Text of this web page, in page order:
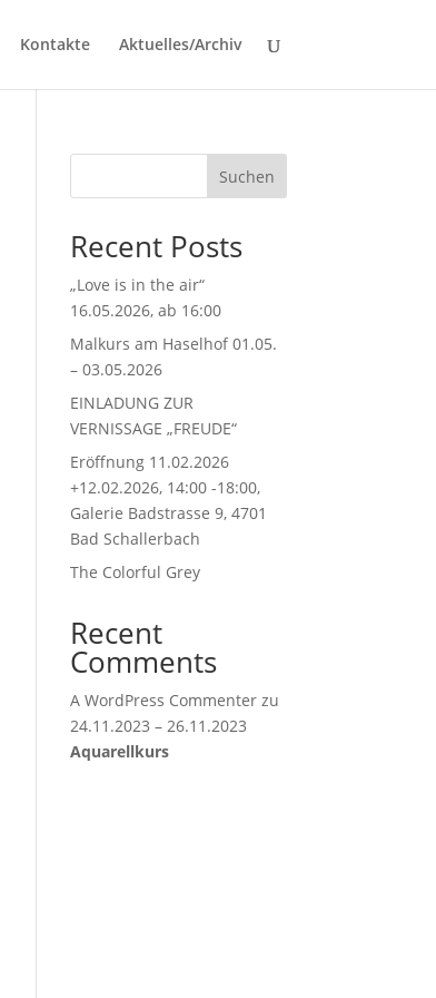
Kontakte Aktuelles/Archiv
Suchen
Recent Posts
„Love is in the air“
16.05.2026, ab 16:00
Malkurs am Haselhof 01.05.
– 03.05.2026
EINLADUNG ZUR
VERNISSAGE „FREUDE“
Eröffnung 11.02.2026
+12.02.2026, 14:00 -18:00,
Galerie Badstrasse 9, 4701
Bad Schallerbach
The Colorful Grey
Recent
Comments
A WordPress Commenter zu
24.11.2023 – 26.11.2023
Aquarellkurs